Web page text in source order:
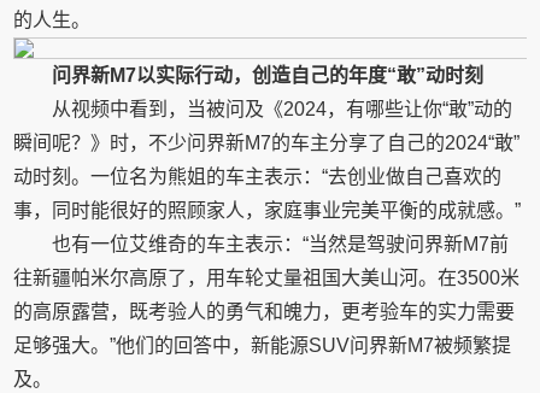
的人生。
问界新M7以实际行动，创造自己的年度“敢”动时刻
从视频中看到，当被问及《2024，有哪些让你“敢”动的
瞬间呢？》时，不少问界新M7的车主分享了自己的2024“敢”
动时刻。一位名为熊姐的车主表示：“去创业做自己喜欢的
事，同时能很好的照顾家人，家庭事业完美平衡的成就感。”
也有一位艾维奇的车主表示：“当然是驾驶问界新M7前
往新疆帕米尔高原了，用车轮丈量祖国大美山河。在3500米
的高原露营，既考验人的勇气和魄力，更考验车的实力需要
足够强大。”他们的回答中，新能源SUV问界新M7被频繁提
及。